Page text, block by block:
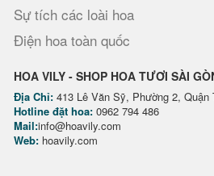
Sự tích các loài hoa
Điện hoa toàn quốc
HOA VILY - SHOP HOA TƯƠI SÀI
Địa Chỉ: 413 Lê Văn Sỹ, Phường 2, Quận
Hotline đặt hoa: 0962 794 486
Mail:info@hoavily.com
Web: hoavily.com